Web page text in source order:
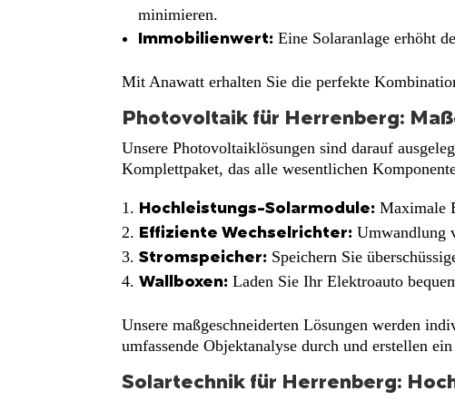
minimieren.
Immobilienwert: Eine Solaranlage erhöht
Mit Anawatt erhalten Sie die perfekte
Photovoltaik für Herrenberg:
Unsere Photovoltaiklösungen sind darauf
Komplettpaket, das alle wesentlichen
Hochleistungs-Solarmodule: Maximale
Effiziente Wechselrichter: Umwandlung
Stromspeicher: Speichern Sie
Wallboxen: Laden Sie Ihr Elektroauto
Unsere maßgeschneiderten Lösungen werden
umfassende Objektanalyse durch und erstellen
Solartechnik für Herrenberg: